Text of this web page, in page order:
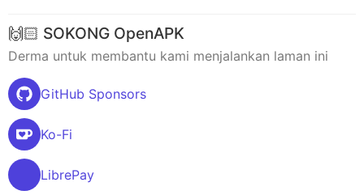
🙌🏻 SOKONG OpenAPK
Derma untuk membantu kami menjalankan laman ini
GitHub Sponsors
Ko-Fi
LibrePay